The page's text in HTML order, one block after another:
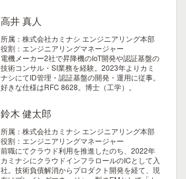
高井 真人
所属：株式会社カミナシ エンジニアリング本部
役割：エンジニアリングマネージャー
電機メーカー2社で昇降機のIoT開発や認証基盤の
技術コンサル・SI業務を経験。2023年よりカミ
ナシにてID管理・認証基盤の開発・運用に従事。
好きな仕様はRFC 8628。博士（工学）。
鈴木 健太郎
所属：株式会社カミナシ エンジニアリング本部
役割：エンジニアリングマネージャー
前職にてクラウド利用を推進したのち、2022年
カミナシにクラウドインフラロールのICとして入
社。技術負債解消からプロダクト開発を経て、現